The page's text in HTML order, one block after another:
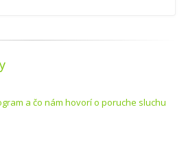
a čo nám hovorí o poruche sluchu